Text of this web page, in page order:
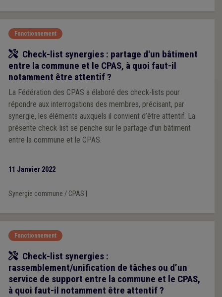
Fonctionnement
Outil
Check-list synergies : partage d'un bâtiment
entre la commune et le CPAS, à quoi faut-il
notamment être attentif ?
La Fédération des CPAS a élaboré des check-lists pour
répondre aux interrogations des membres, précisant, par
synergie, les éléments auxquels il convient d’être attentif. La
présente check-list se penche sur le partage d'un bâtiment
entre la commune et le CPAS.
11 Janvier 2022
Synergie commune / CPAS
Fonctionnement
Outil
Check-list synergies :
rassemblement/unification de tâches ou d’un
service de support entre la commune et le CPAS,
à quoi faut-il notamment être attentif ?